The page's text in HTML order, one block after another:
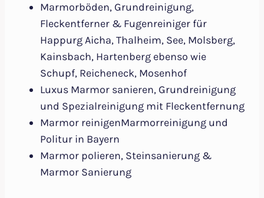
Marmorböden, Grundreinigung,
Fleckentferner & Fugenreiniger für
Happurg Aicha, Thalheim, See, Molsberg,
Kainsbach, Hartenberg ebenso wie
Schupf, Reicheneck, Mosenhof
Luxus Marmor sanieren, Grundreinigung
und Spezialreinigung mit Fleckentfernung
Marmor reinigenMarmorreinigung und
Politur in Bayern
Marmor polieren, Steinsanierung &
Marmor Sanierung